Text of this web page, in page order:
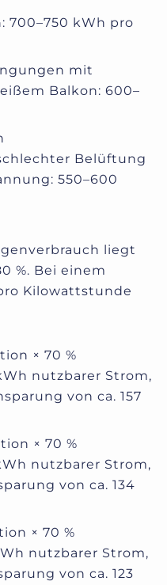
700–750 kWh pro
mit
Balkon: 600–
Belüftung
550–600
liegt
%. Bei einem
Kilowattstunde
× 70 %
nutzbarer Strom,
von ca. 157
× 70 %
nutzbarer Strom,
von ca. 134
× 70 %
nutzbarer Strom,
von ca. 123